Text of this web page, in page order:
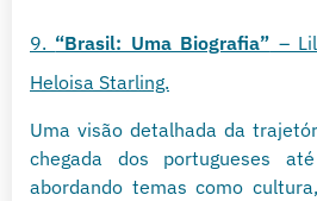
9. “Brasil: Uma Biografia” –
Heloisa Starling.
Uma visão detalhada da
chegada dos portugueses
abordando temas como